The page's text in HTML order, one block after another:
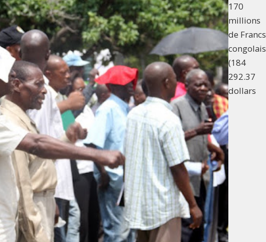
170
millions
de Francs
congolais
(184
292.37
dollars